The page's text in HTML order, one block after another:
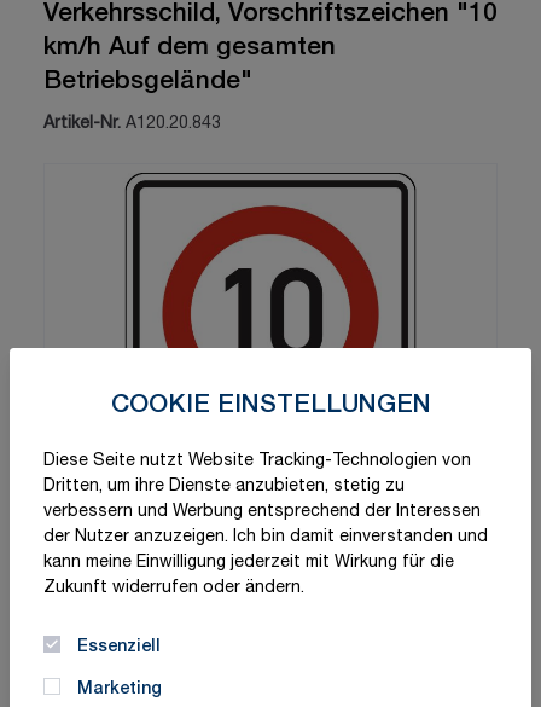
COOKIE EINSTELLUNGEN
Diese Seite nutzt Website Tracking-Technologien von
Dritten, um ihre Dienste anzubieten, stetig zu
verbessern und Werbung entsprechend der Interessen
der Nutzer anzuzeigen. Ich bin damit einverstanden und
kann meine Einwilligung jederzeit mit Wirkung für die
Zukunft widerrufen oder ändern.
Essenziell
Marketing
Verkehrsschild, Vorschriftszeichen "10
km/h Auf dem gesamten
Betriebsgelände"
Artikel-Nr. A120.20.843